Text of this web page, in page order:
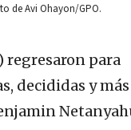
de Avi Ohayon/GPO.
regresaron para
decididas y